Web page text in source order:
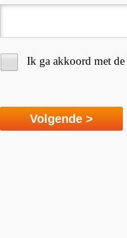
Ik ga akkoord met de